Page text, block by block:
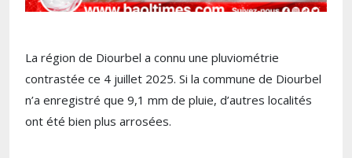
La région de Diourbel a connu une pluviométrie
contrastée ce 4 juillet 2025. Si la commune de Diourbel
n’a enregistré que 9,1 mm de pluie, d’autres localités
ont été bien plus arrosées.